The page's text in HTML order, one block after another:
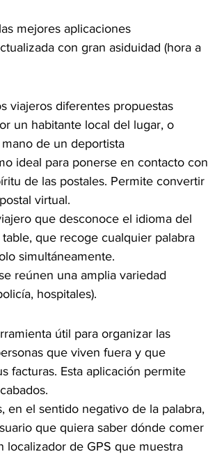
mejores aplicaciones
con gran asiduidad (hora a
viajeros diferentes propuestas
un habitante local del lugar, o
de un deportista
ideal para ponerse en contacto con
de las postales. Permite convertir
virtual.
que desconoce el idioma del
que recoge cualquier palabra
simultáneamente.
reúnen una amplia variedad
hospitales).
útil para organizar las
que viven fuera y que
facturas. Esta aplicación permite
en el sentido negativo de la palabra,
que quiera saber dónde comer
localizador de GPS que muestra